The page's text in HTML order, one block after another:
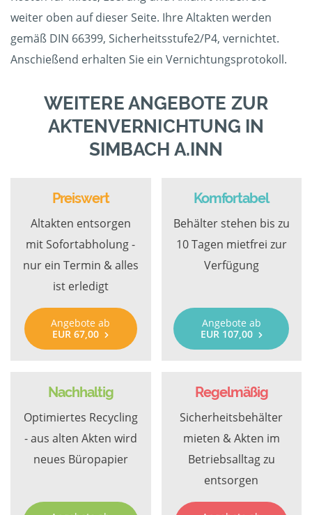
weiter oben auf dieser Seite. Ihre Altakten werden
gemäß DIN 66399, Sicherheitsstufe2/P4, vernichtet.
Anschießend erhalten Sie ein Vernichtungsprotokoll.
WEITERE ANGEBOTE ZUR
AKTENVERNICHTUNG IN
SIMBACH A.INN
Preiswert
Altakten entsorgen
mit Sofortabholung -
nur ein Termin & alles
ist erledigt
Angebote ab
EUR 67,00
Komfortabel
Behälter stehen bis zu
10 Tagen mietfrei zur
Verfügung
Angebote ab
EUR 107,00
Nachhaltig
Optimiertes Recycling
- aus alten Akten wird
neues Büropapier
Regelmäßig
Sicherheitsbehälter
mieten & Akten im
Betriebsalltag zu
entsorgen